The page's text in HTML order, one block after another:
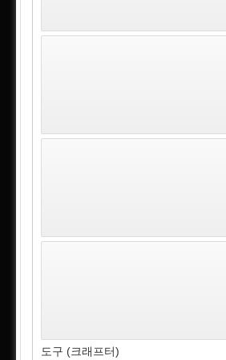
도구 (크래프터)